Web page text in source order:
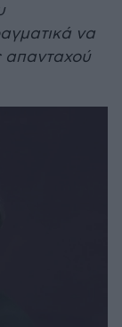
να
απανταχού